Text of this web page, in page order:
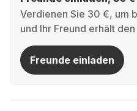
Verdienen Sie 30 €, um
und Ihr Freund erhält
Freunde einladen